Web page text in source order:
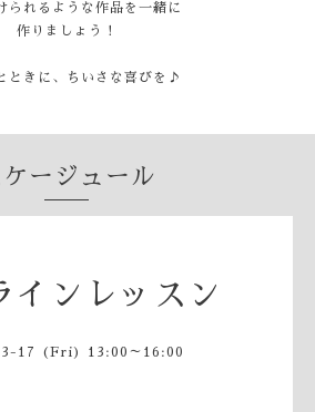
られるような作品を一緒に
作りましょう！
ときに、ちいさな喜びを♪
ケージュール
インレッスン
17 (Fri) 13:00～16:00